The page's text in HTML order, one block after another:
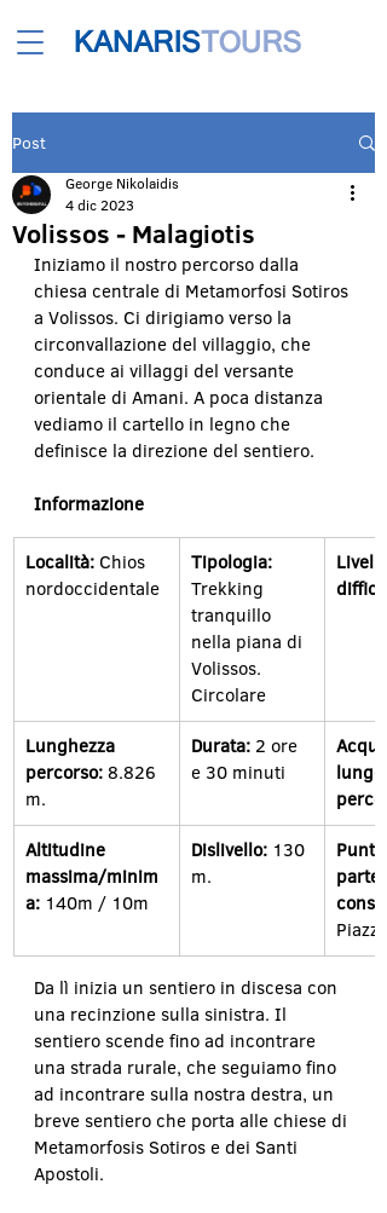
Post
Volissos - Malagiotis
George Nikolaidis
4 dic 2023
Iniziamo il nostro percorso dalla
chiesa centrale di Metamorfosi Sotiros
a Volissos. Ci dirigiamo verso la
circonvallazione del villaggio, che
conduce ai villaggi del versante
orientale di Amani. A poca distanza
vediamo il cartello in legno che
definisce la direzione del sentiero.
Informazione
Località: Chios
nordoccidentale
Tipologia:
Trekking
tranquillo
nella piana di
Volissos.
Circolare
Lunghezza
percorso: 8.826
m.
Durata: 2 ore
e 30 minuti
lungo
Altitudine
massima/minim
a: 140m / 10m
Dislivello: 130
m.
Punto
Da lì inizia un sentiero in discesa con
una recinzione sulla sinistra. Il
sentiero scende fino ad incontrare
una strada rurale, che seguiamo fino
ad incontrare sulla nostra destra, un
breve sentiero che porta alle chiese di
Metamorfosis Sotiros e dei Santi
Apostoli.